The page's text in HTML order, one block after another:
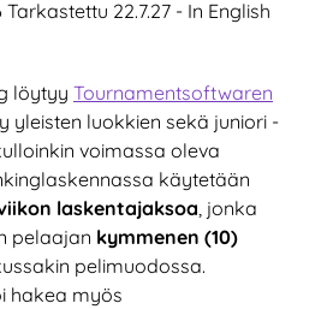
22.7.27 - In English
löytyy Tournamentsoftwaren
yleisten luokkien sekä juniori -
voimassa oleva
käytetään
laskentajaksoa, jonka
pelaajan kymmenen (10)
pelimuodossa.
hakea myös